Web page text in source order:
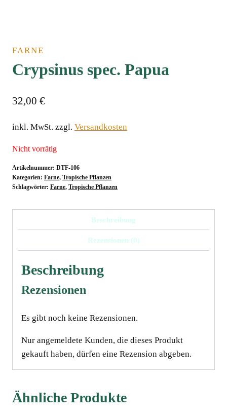
FARNE
Crypsinus spec. Papua
32,00 €
inkl. MwSt. zzgl. Versandkosten
Nicht vorrätig
Artikelnummer: DTF-106
Kategorien: Farne, Tropische Pflanzen
Schlagwörter: Farne, Tropische Pflanzen
Beschreibung
Rezensionen (0)
Beschreibung
Rezensionen
Es gibt noch keine Rezensionen.
Nur angemeldete Kunden, die dieses Produkt
gekauft haben, dürfen eine Rezension abgeben.
Ähnliche Produkte